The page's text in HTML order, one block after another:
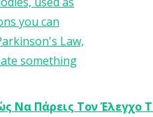
Να Πάρεις Τον Έλεγχο